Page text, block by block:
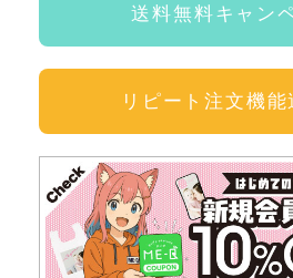
送料無料キャン
リピート注文機